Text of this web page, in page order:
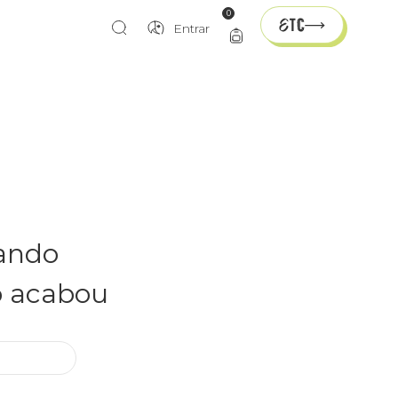
Entrar
0
acabou